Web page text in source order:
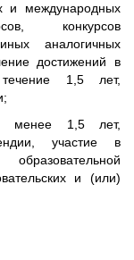
и международных
конкурсов
аналогичных
достижений в
1,5 лет,
менее 1,5 лет,
участие в
и (или)